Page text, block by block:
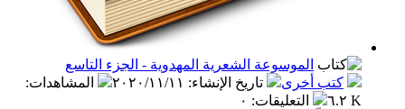
الموسوعة الشعرية المهدوية - الجزء التاسع
أخرى
تاريخ الإنشاء :٢٠٢٠/١١/١١ المشاهدات:
التعليقات:٠